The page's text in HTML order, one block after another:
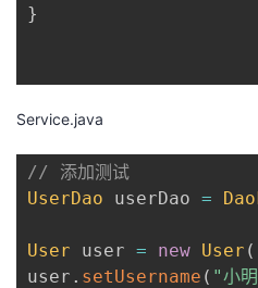
}
Service.java
// 添加测试
UserDao userDao =
User user = new User (
user . setUsername ( "小